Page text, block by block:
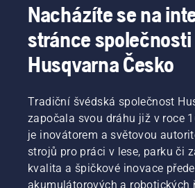
Nacházíte se na
stránce společnosti
Husqvarna Česko
Tradiční švédská společnost
započala svou dráhu již v roce
je inovátorem a světovou
strojů pro práci v lese, parku či
kvalita a špičkové inovace
akumulátorových a robotických